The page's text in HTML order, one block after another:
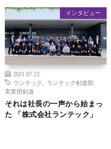
インタビュー
2021.07.23
ランテック
ランテック剣道部
実業団剣道
それは社長の一声から始まっ
た 「株式会社ランテック」